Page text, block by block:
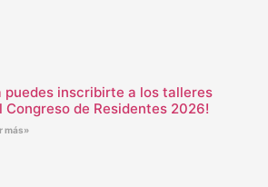
puedes inscribirte a los talleres
Congreso de Residentes 2026!
más»